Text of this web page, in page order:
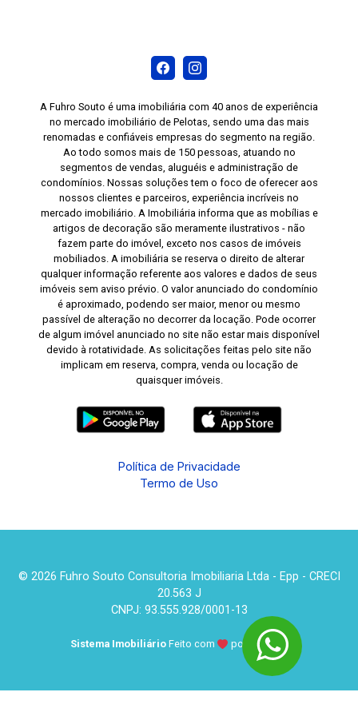
A Fuhro Souto é uma imobiliária com 40 anos de experiência
no mercado imobiliário de Pelotas, sendo uma das mais
renomadas e confiáveis empresas do segmento na região.
Ao todo somos mais de 150 pessoas, atuando no
segmentos de vendas, aluguéis e administração de
condomínios. Nossas soluções tem o foco de oferecer aos
nossos clientes e parceiros, experiência incríveis no
mercado imobiliário. A Imobiliária informa que as mobílias e
artigos de decoração são meramente ilustrativos - não
fazem parte do imóvel, exceto nos casos de imóveis
mobiliados. A imobiliária se reserva o direito de alterar
qualquer informação referente aos valores e dados de seus
imóveis sem aviso prévio. O valor anunciado do condomínio
é aproximado, podendo ser maior, menor ou mesmo
passível de alteração no decorrer da locação. Pode ocorrer
de algum imóvel anunciado no site não estar mais disponível
devido à rotatividade. As solicitações feitas pelo site não
implicam em reserva, compra, venda ou locação de
quaisquer imóveis.
Política de Privacidade
Termo de Uso
© 2026 Fuhro Souto Consultoria Imobiliaria Ltda - Epp - CRECI
20.563 J
CNPJ: 93.555.928/0001-13
Sistema Imobiliário Feito com por KUROLE